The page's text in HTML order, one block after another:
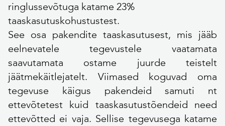
ringlussevõtuga katame 23%
taaskasutuskohustustest.
See osa pakendite taaskasutusest, mis jääb
eelnevatele tegevustele vaatamata
saavutamata ostame juurde teistelt
jäätmekäitlejatelt. Viimased koguvad oma
tegevuse käigus pakendeid samuti nt
ettevõtetest kuid taaskasutustõendeid need
ettevõtted ei vaja. Sellise tegevusega katame